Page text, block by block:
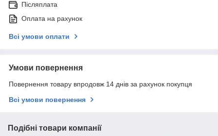
Післяплата
Оплата на рахунок
Всі умови оплати
Умови повернення
Повернення товару впродовж 14 днів за рахунок покупця
Всі умови повернення
Подібні товари компанії